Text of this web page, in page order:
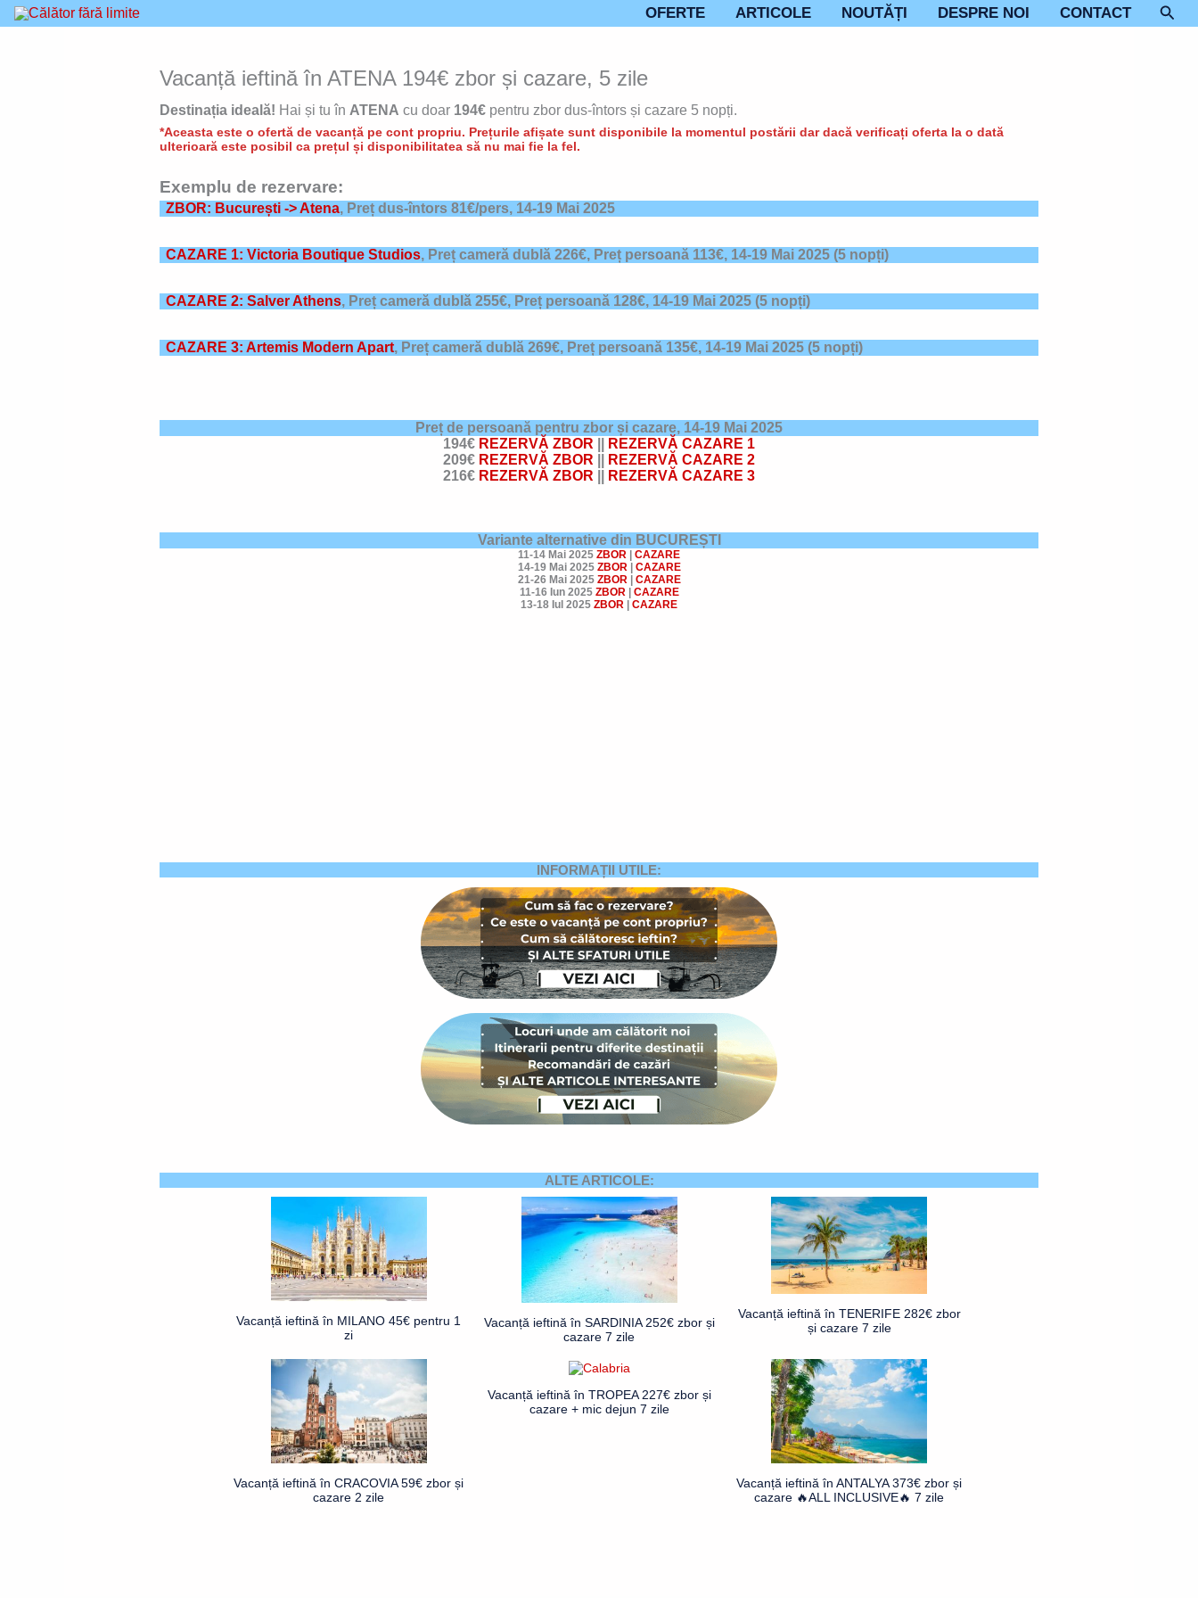
Skip
OFERTE ARTICOLE NOUTĂȚI DESPRE NOI CONTACT
Vacanță ieftină în ATENA 194€ zbor și cazare, 5 zile
Destinația ideală! Hai și tu în ATENA cu doar 194€pentru zbor dus-întors și cazare 5 nopți.
*Aceasta este o ofertă de vacanță pe cont propriu. Prețurile afișate sunt disponibile la momentul postării dar dacă verificați oferta la o dată
ulterioară este posibil ca prețul și disponibilitatea să nu mai fie la fel.
Exemplu de rezervare:
ZBOR: București -> Atena, Preț dus-întors 81€/pers, 14-19 Mai 2025
CAZARE 1: Victoria Boutique Studios, Preț cameră dublă 226€, Preț persoană 113€, 14-19 Mai 2025(5 nopți)
CAZARE 2: Salver Athens, Preț cameră dublă 255€, Preț persoană 128€, 14-19 Mai 2025(5 nopți)
CAZARE 3: Artemis Modern Apart, Preț cameră dublă 269€, Preț persoană 135€, 14-19 Mai 2025(5 nopți)
Preț de persoană pentru zbor și cazare, 14-19 Mai 2025
194€ REZERVĂ ZBOR
REZERVĂ CAZARE 1
209€ REZERVĂ ZBOR
REZERVĂ CAZARE 2
216€ REZERVĂ ZBOR REZERVĂ CAZARE 3
Variante alternative din BUCUREȘTI
11-14 Mai 2025 ZBOR | CAZARE
14-19 Mai 2025 ZBOR | CAZARE
21-26 Mai 2025 ZBOR | CAZARE
11-16 Iun 2025 ZBOR | CAZARE
13-18 Iul 2025 ZBOR | CAZARE
INFORMAȚII UTILE:
ALTE ARTICOLE:
Vacanță ieftină în MILANO 45€ pentru 1
zi
Vacanță ieftină în SARDINIA 252€ zbor și
cazare 7 zile
Vacanță ieftină în TENERIFE 282€ zbor
și cazare 7 zile
Vacanță ieftină în CRACOVIA 59€ zbor și
cazare 2 zile
Vacanță ieftină în TROPEA 227€ zbor și
cazare + mic dejun 7 zile
Vacanță ieftină în ANTALYA 373€ zbor și
cazare 🔥ALL INCLUSIVE🔥 7 zile